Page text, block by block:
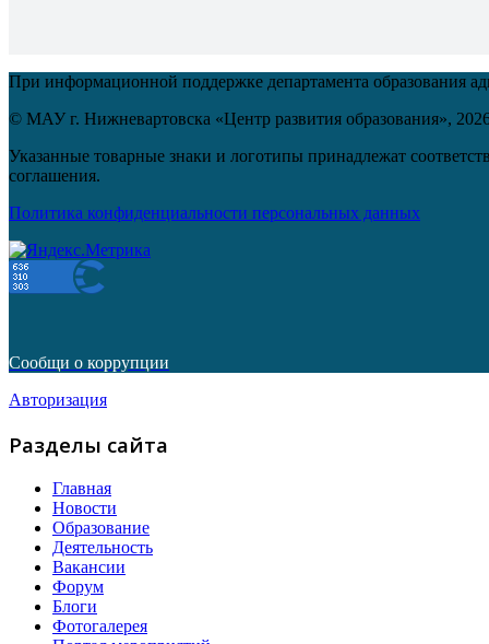
При информационной поддержке департамента образования
© МАУ г. Нижневартовска «Центр развития образования»,
Указанные товарные знаки и логотипы принадлежат
соглашения.
Политика конфиденциальности персональных данных
Сообщи о коррупции
Авторизация
Разделы сайта
Главная
Новости
Образование
Деятельность
Вакансии
Форум
Блоги
Фотогалерея